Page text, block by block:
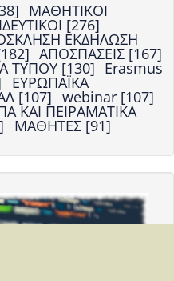
ΜΑΘΗΤΙΚΟΙ
[276]
ΕΚΔΗΛΩΣΗ
ΑΠΟΣΠΑΣΕΙΣ [167]
ΤΥΠΟΥ [130] Erasmus
ΕΥΡΩΠΑΪΚΑ
[107] webinar [107]
ΚΑΙ ΠΕΙΡΑΜΑΤΙΚΑ
ΜΑΘΗΤΕΣ [91]